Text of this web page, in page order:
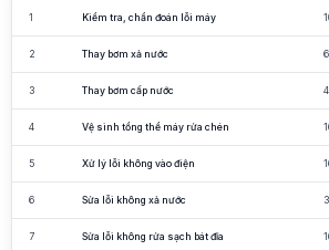
1 Kiểm tra, chẩn đoán lỗi máy
2 Thay bơm xả nước
3 Thay bơm cấp nước
4 Vệ sinh tổng thể máy rửa chén
5 Xử lý lỗi không vào điện
6 Sửa lỗi không xả nước
7 Sửa lỗi không rửa sạch bát đĩa